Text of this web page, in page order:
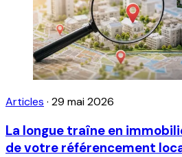
Articles · 29 mai 2026
La longue traîne en
de votre référencement